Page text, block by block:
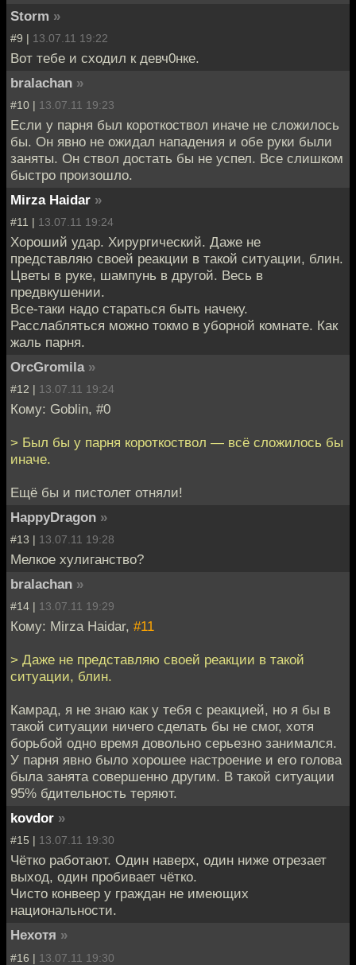
Storm »
#9 | 13.07.11 19:22
Вот тебе и сходил к девч0нке.
bralachan »
#10 | 13.07.11 19:23
Если у парня был короткоствол иначе не сложилось
бы. Он явно не ожидал нападения и обе руки были
заняты. Он ствол достать бы не успел. Все слишком
быстро произошло.
Mirza Haidar »
#11 | 13.07.11 19:24
Хороший удар. Хирургический. Даже не
представляю своей реакции в такой ситуации, блин.
Цветы в руке, шампунь в другой. Весь в
предвкушении.
Все-таки надо стараться быть начеку.
Расслабляться можно токмо в уборной комнате. Как
жаль парня.
OrcGromila »
#12 | 13.07.11 19:24
Кому: Goblin, #0
> Был бы у парня короткоствол — всё сложилось бы
иначе.
Ещё бы и пистолет отняли!
HappyDragon »
#13 | 13.07.11 19:28
Мелкое хулиганство?
bralachan »
#14 | 13.07.11 19:29
Кому: Mirza Haidar, #11
> Даже не представляю своей реакции в такой
ситуации, блин.
Камрад, я не знаю как у тебя с реакцией, но я бы в
такой ситуации ничего сделать бы не смог, хотя
борьбой одно время довольно серьезно занимался.
У парня явно было хорошее настроение и его голова
была занята совершенно другим. В такой ситуации
95% бдительность теряют.
kovdor »
#15 | 13.07.11 19:30
Чётко работают. Один наверх, один ниже отрезает
выход, один пробивает чётко.
Чисто конвеер у граждан не имеющих
национальности.
Нехотя »
#16 | 13.07.11 19:30